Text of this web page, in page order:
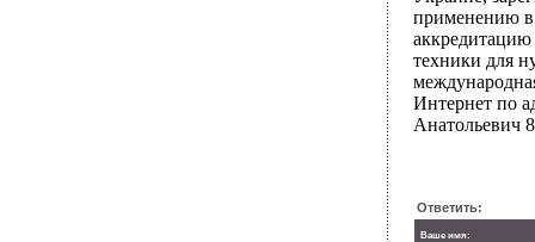
применению в
техники для
Интернет по
Анатольевич
Ответить:
Ваше имя: